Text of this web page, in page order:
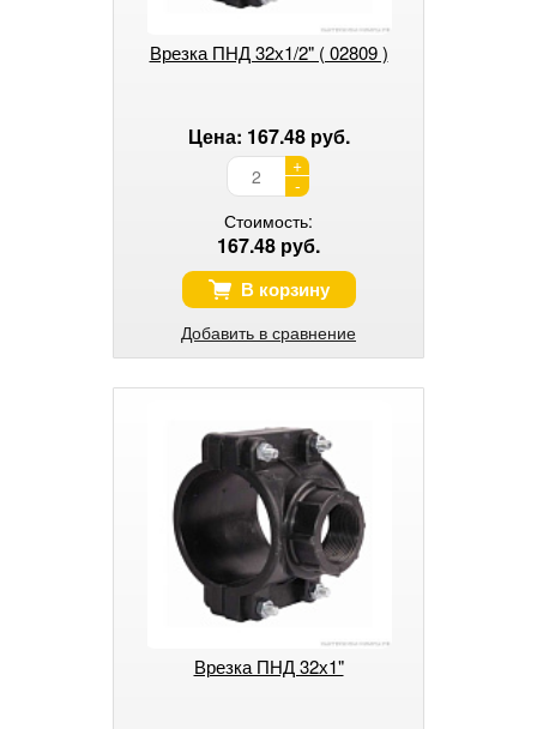
Врезка ПНД 32х1/2" ( 02809 )
Цена: 167.48 руб.
+
-
Стоимость:
167.48 руб.
В корзину
Добавить в сравнение
Врезка ПНД 32х1"